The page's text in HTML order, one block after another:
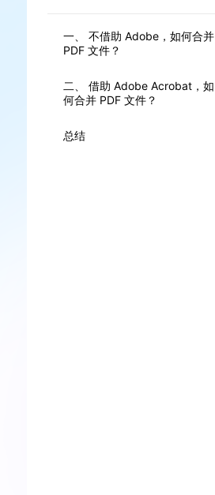
一、 不借助 Adobe，如何合并
PDF 文件？
二、 借助 Adobe Acrobat，如
何合并 PDF 文件？
总结